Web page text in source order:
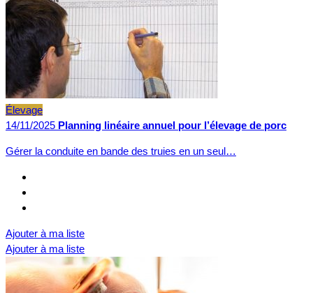
Élevage
14/11/2025 Planning linéaire annuel pour l’élevage de porc
Gérer la conduite en bande des truies en un seul…
Ajouter à ma liste
Ajouter à ma liste